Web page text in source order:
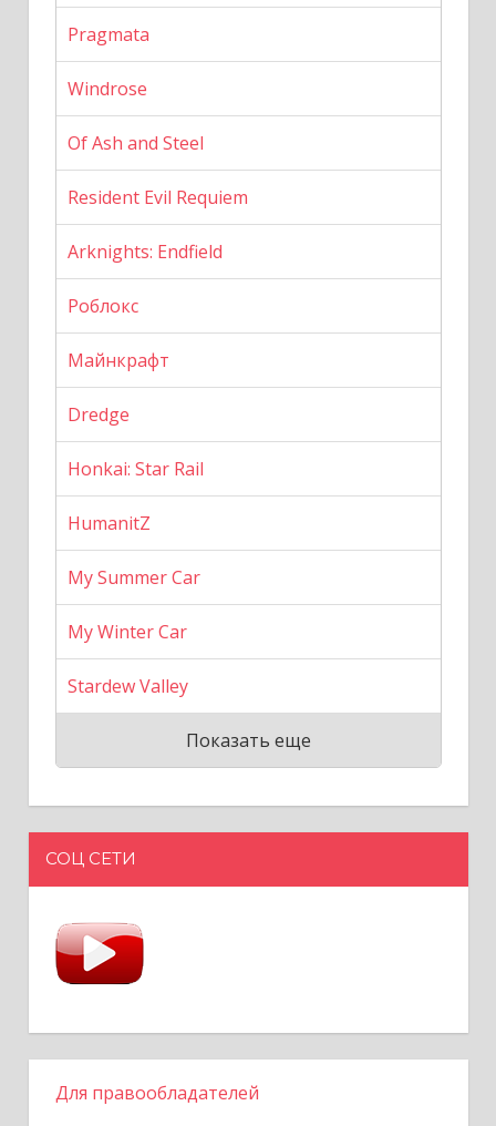
Pragmata
Windrose
Of Ash and Steel
Resident Evil Requiem
Arknights: Endfield
Роблокс
Майнкрафт
Dredge
Honkai: Star Rail
HumanitZ
My Summer Car
My Winter Car
Stardew Valley
Показать еще
СОЦ СЕТИ
Для правообладателей